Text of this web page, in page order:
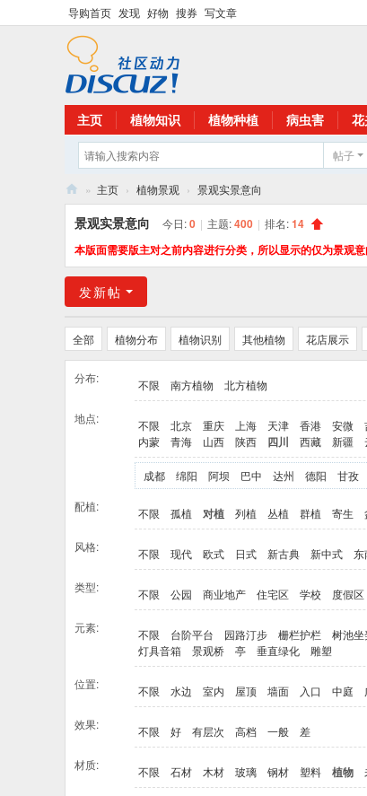
导购首页 发现 好物 搜券 写文章
主页 植物知识 植物种植 病虫害
帖子
花
植
» 主页 › 植物景观 › 景观实景意向
景观实景意向 今日:0 | 主题:400 | 排名:14
本版面需要版主对之前内容进行分类，所以显示的仅为景观
发新帖
全部 植物分布 植物识别 其他植物 花店展示
分布: 不限 南方植物 北方植物
地点: 不限 北京 重庆 上海 天津 香港 安微
内蒙
青海 山西 陕西 四川 西藏 新疆
成都 绵阳 阿坝 巴中 达州 德阳 甘孜
配植:
不限 孤植 对植 列植 丛植 群植 寄生
风格: 不限 现代 欧式 日式 新古典 新中式
类型: 不限 公园 商业地产 住宅区 学校 度假区
元素: 不限 台阶平台 园路汀步 栅栏护栏 树池坐
灯具音箱
景观桥 亭 垂直绿化 雕塑
位置: 不限 水边 室内 屋顶 墙面 入口 中庭
效果: 不限 好 有层次 高档 一般 差
材质: 不限 石材 木材 玻璃 钢材 塑料 植物